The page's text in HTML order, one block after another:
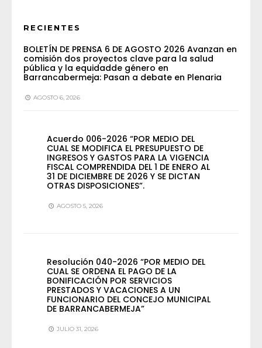
RECIENTES
BOLETÍN DE PRENSA 6 DE AGOSTO 2026 Avanzan en
comisión dos proyectos clave para la salud
pública y la equidadde género en
Barrancabermeja: Pasan a debate en Plenaria
AGOSTO 6, 2026
Acuerdo 006-2026 “POR MEDIO DEL
CUAL SE MODIFICA EL PRESUPUESTO DE
INGRESOS Y GASTOS PARA LA VIGENCIA
FISCAL COMPRENDIDA DEL 1 DE ENERO AL
31 DE DICIEMBRE DE 2026 Y SE DICTAN
OTRAS DISPOSICIONES”.
AGOSTO 5, 2026
Resolución 040-2026 “POR MEDIO DEL
CUAL SE ORDENA EL PAGO DE LA
BONIFICACIÓN POR SERVICIOS
PRESTADOS Y VACACIONES A UN
FUNCIONARIO DEL CONCEJO MUNICIPAL
DE BARRANCABERMEJA”
JULIO 31, 2026